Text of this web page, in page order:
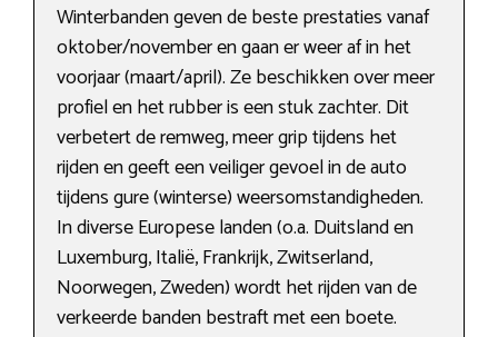
Winterbanden geven de beste prestaties vanaf
oktober/november en gaan er weer af in het
voorjaar (maart/april). Ze beschikken over meer
profiel en het rubber is een stuk zachter. Dit
verbetert de remweg, meer grip tijdens het
rijden en geeft een veiliger gevoel in de auto
tijdens gure (winterse) weersomstandigheden.
In diverse Europese landen (o.a. Duitsland en
Luxemburg, Italië, Frankrijk, Zwitserland,
Noorwegen, Zweden) wordt het rijden van de
verkeerde banden bestraft met een boete.